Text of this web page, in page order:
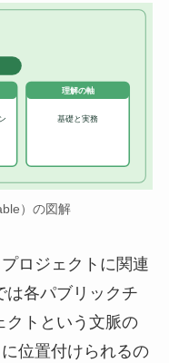
理解の軸
基礎と実務
）の図解
ロジェクトに関連
は各パブリックチ
クトという文脈の
位置付けられるの